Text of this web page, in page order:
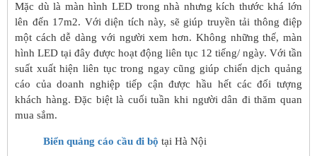
Mặc dù là màn hình LED trong nhà nhưng kích thước khá lớn
lên đến 17m2. Với diện tích này, sẽ giúp truyền tải thông điệp
một cách dễ dàng với người xem hơn. Không những thế, màn
hình LED tại đây được hoạt động liên tục 12 tiếng/ ngày. Với tần
suất xuất hiện liên tục trong ngay cũng giúp chiến dịch quảng
cáo của doanh nghiệp tiếp cận được hầu hết các đối tượng
khách hàng. Đặc biệt là cuối tuần khi người dân đi thăm quan
mua sắm.
Biển quảng cáo cầu đi bộ tại Hà Nội